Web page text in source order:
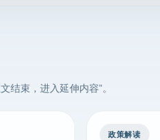
结束，进入延伸内容”。
政策解读